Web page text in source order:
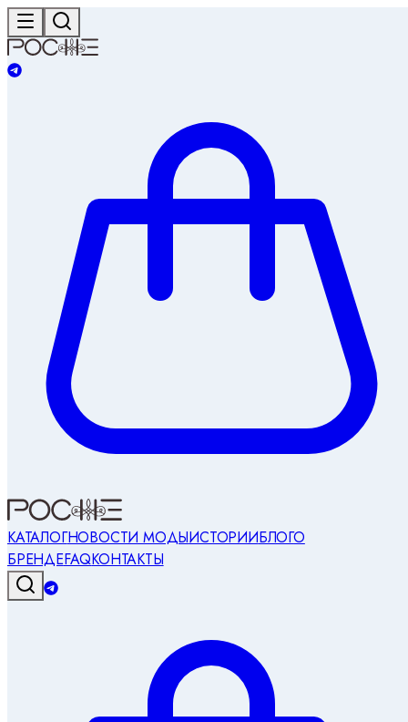
КАТАЛОГНОВОСТИ МОДЫИСТОРИИБЛОГО
БРЕНДЕFAQКОНТАКТЫ